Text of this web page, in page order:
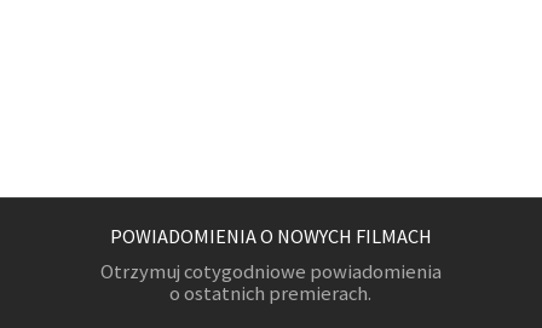
POWIADOMIENIA O NOWYCH FILMACH
Otrzymuj cotygodniowe powiadomienia
o ostatnich premierach.